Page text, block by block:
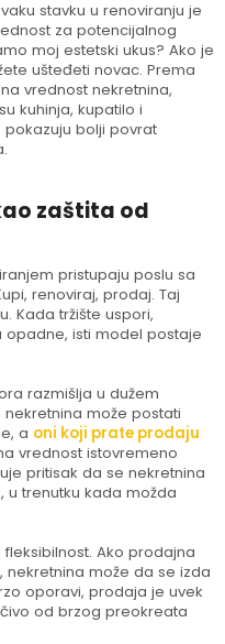
stavku u renoviranju je
za potencijalnog
moj estetski ukus? Ako je
ušteđeti novac. Prema
vrednost nekretnina,
kuhinja, kupatilo i
bolji povrat
zaštita od
pristupaju poslu sa
renoviraj, prodaj. Taj
Kada tržište uspori,
isti model postaje
razmišlja u dužem
može postati
a oni koji prate prodaju
vrednost istovremeno
pritisak da se nekretnina
trenutku kada možda
Ako prodajna
može da se izda
oporavi, prodaja je uvek
od brzog preokreata